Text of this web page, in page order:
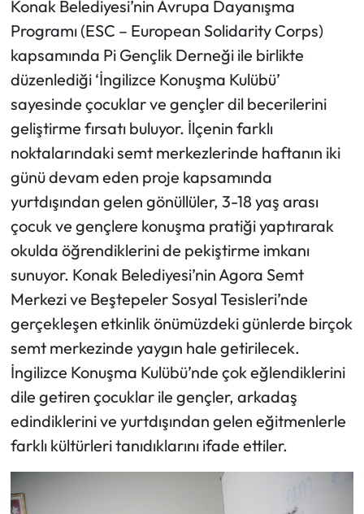
Konak Belediyesi’nin Avrupa Dayanışma
Programı (ESC – European Solidarity Corps)
kapsamında Pi Gençlik Derneği ile birlikte
düzenlediği ‘İngilizce Konuşma Kulübü’
sayesinde çocuklar ve gençler dil becerilerini
geliştirme fırsatı buluyor. İlçenin farklı
noktalarındaki semt merkezlerinde haftanın iki
günü devam eden proje kapsamında
yurtdışından gelen gönüllüler, 3-18 yaş arası
çocuk ve gençlere konuşma pratiği yaptırarak
okulda öğrendiklerini de pekiştirme imkanı
sunuyor. Konak Belediyesi’nin Agora Semt
Merkezi ve Beştepeler Sosyal Tesisleri’nde
gerçekleşen etkinlik önümüzdeki günlerde birçok
semt merkezinde yaygın hale getirilecek.
İngilizce Konuşma Kulübü’nde çok eğlendiklerini
dile getiren çocuklar ile gençler, arkadaş
edindiklerini ve yurtdışından gelen eğitmenlerle
farklı kültürleri tanıdıklarını ifade ettiler.